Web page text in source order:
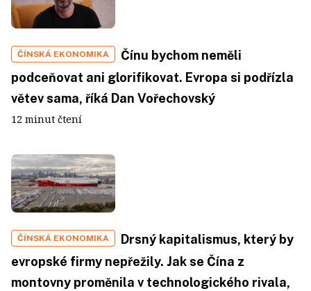
ČÍNSKÁ EKONOMIKA
Čínu bychom neměli
podceňovat ani glorifikovat. Evropa si podřízla
větev sama, říká Dan Vořechovský
12 minut čtení
ČÍNSKÁ EKONOMIKA
Drsný kapitalismus, který by
evropské firmy nepřežily. Jak se Čína z
montovny proměnila v technologického rivala,